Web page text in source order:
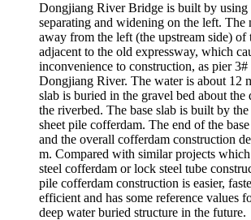
Dongjiang River Bridge is built by using
separating and widening on the left. The
away from the left (the upstream side) of
adjacent to the old expressway, which
inconvenience to construction, as pier
Dongjiang River. The water is about 12
slab is buried in the gravel bed about
the riverbed. The base slab is built by
sheet pile cofferdam. The end of the
and the overall cofferdam construction
m. Compared with similar projects
steel cofferdam or lock steel tube
pile cofferdam construction is easier,
efficient and has some reference values
deep water buried structure in the future.